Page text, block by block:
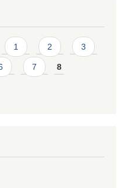
1 2 3
7 8